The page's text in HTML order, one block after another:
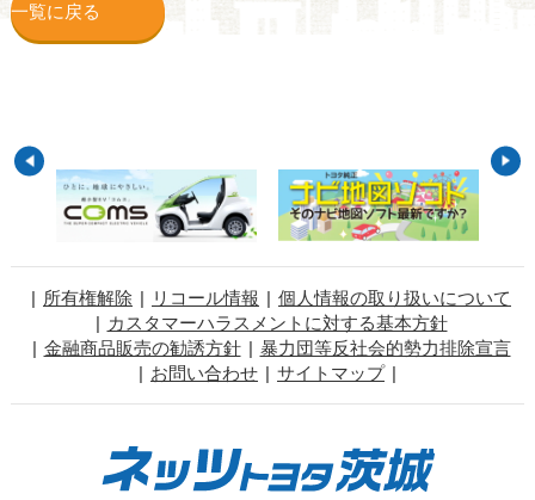
一覧に戻る
所有権解除 リコール情報
個人情報の取り扱いについて
カスタマーハラスメントに対する基本方針
金融商品販売の勧誘方針
暴力団等反社会的勢力排除宣言
お問い合わせ
サイトマップ